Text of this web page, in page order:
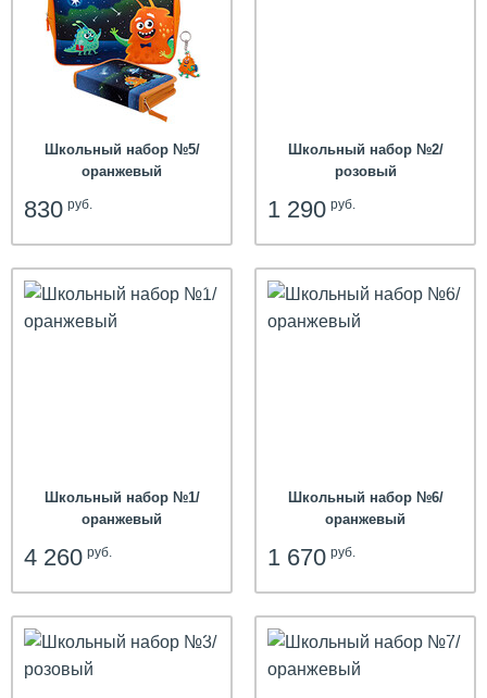
Школьный набор №5/
оранжевый
830руб.
Школьный набор №2/
розовый
1 290руб.
Школьный набор №1/
оранжевый
4 260руб.
hit
Школьный набор №6/
оранжевый
1 670руб.